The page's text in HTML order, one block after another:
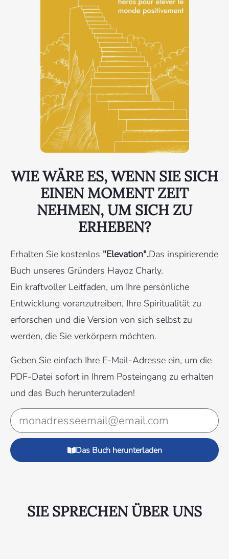
WIE WÄRE ES, WENN SIE SICH
EINEN MOMENT ZEIT
NEHMEN, UM SICH ZU
ERHEBEN?
Erhalten Sie kostenlos "Elevation".Das inspirierende
Buch unseres Gründers Hayoz Charly.
Ein kraftvoller Leitfaden, um Ihre persönliche
Entwicklung voranzutreiben, Ihre Spiritualität zu
erforschen und die Version von sich selbst zu
werden, die Sie verkörpern möchten.
Geben Sie einfach Ihre E-Mail-Adresse ein, um die
PDF-Datei sofort in Ihrem Posteingang zu erhalten
und das Buch herunterzuladen!
Das Buch herunterladen
SIE SPRECHEN ÜBER UNS